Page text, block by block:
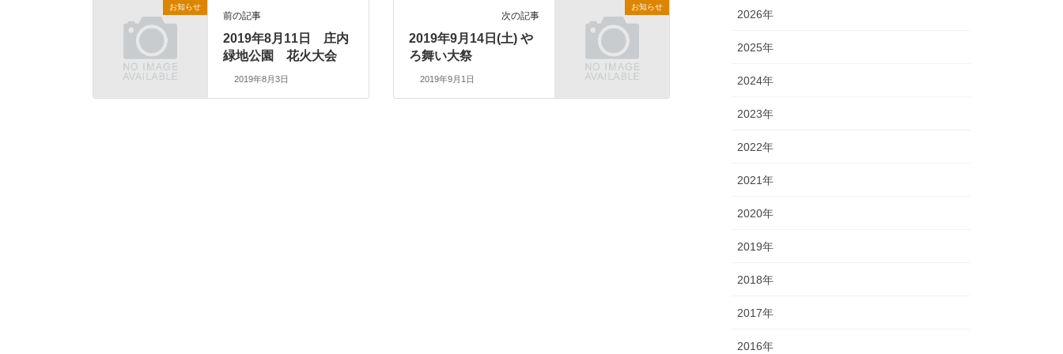
お知らせ
前の記事
2019年8月11日 庄内
緑地公園 花火大会
2019年8月3日
お知らせ
次の記事
2019年9月14日(土) や
ろ舞い大祭
2019年9月1日
2026年
2025年
2024年
2023年
2022年
2021年
2020年
2019年
2018年
2017年
2016年